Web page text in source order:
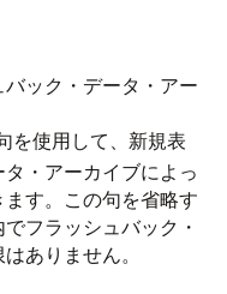
ック・データ・アー
を使用して、新規表
・アーカイブによっ
す。この句を省略す
フラッシュバック・
ありません。